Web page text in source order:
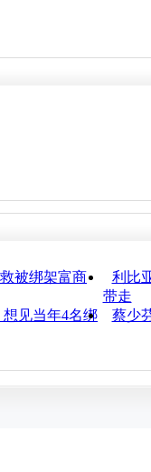
被绑架富商
利比
带走
见当年4名绑
蔡少